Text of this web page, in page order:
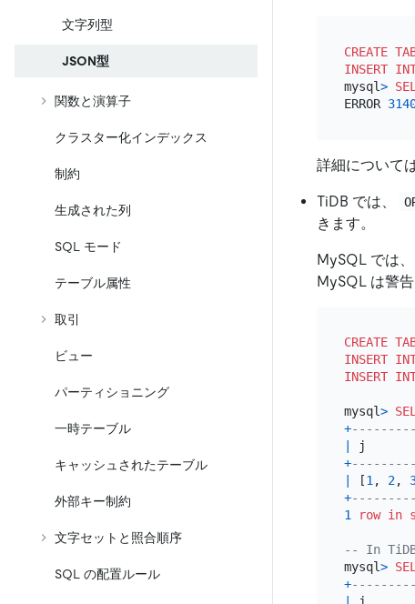
文字列型
JSON型
関数と演算子
クラスター化インデックス
制約
生成された列
SQL モード
テーブル属性
取引
ビュー
パーティショニング
一時テーブル
キャッシュされたテーブル
外部キー制約
文字セットと照合順序
SQL の配置ルール
CREATE
INSERT
mysql>
ERROR
詳細について
TiDB では、
きます。
MySQL では、
MySQL は警
CREATE
INSERT
INSERT
mysql>
+
+
[1 , 2,
+
1
row in
-- In
mysql>
+